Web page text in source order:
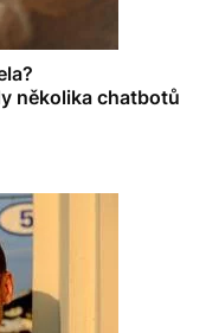
několika chatbotů